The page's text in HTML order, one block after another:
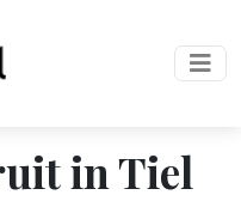
in Tiel